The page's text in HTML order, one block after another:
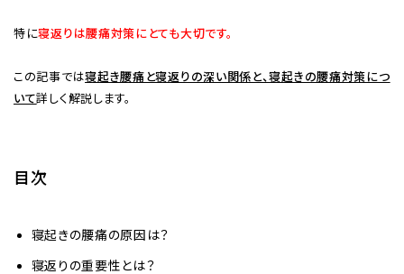
特に寝返りは腰痛対策にとても大切です。
この記事では寝起き腰痛と寝返りの深い関係と、寝起きの腰痛対策につ
いて詳しく解説します。
目次
寝起きの腰痛の原因は？
寝返りの重要性とは？